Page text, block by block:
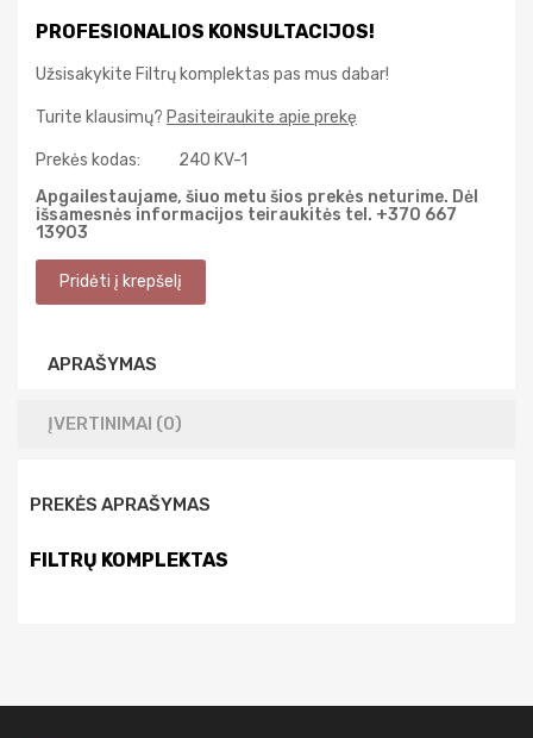
PROFESIONALIOS KONSULTACIJOS!
Užsisakykite Filtrų komplektas pas mus dabar!
Turite klausimų? Pasiteiraukite apie prekę
Prekės kodas:
240 KV-1
Apgailestaujame, šiuo metu šios prekės neturime. Dėl
išsamesnės informacijos teiraukitės tel. +370 667
13903
APRAŠYMAS
ĮVERTINIMAI (0)
PREKĖS APRAŠYMAS
FILTRŲ KOMPLEKTAS